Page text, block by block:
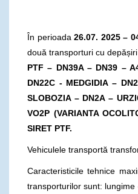
În perioada 26.07. 2025 –
două transporturi cu
PTF – DN39A – DN39 –
DN22C - MEDGIDIA –
SLOBOZIA – DN2A –
VO2P (VARIANTA
SIRET PTF.
Vehiculele transportă
Caracteristicile tehnice
transporturilor sunt: